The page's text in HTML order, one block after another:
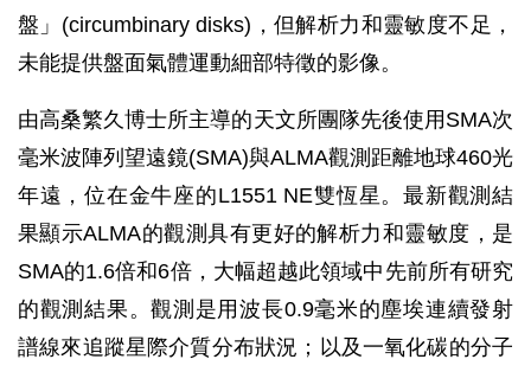
盤」(circumbinary disks)，但解析力和靈敏度不足，
未能提供盤面氣體運動細部特徵的影像。
由高桑繁久博士所主導的天文所團隊先後使用SMA次
毫米波陣列望遠鏡(SMA)與ALMA觀測距離地球460光
年遠，位在金牛座的L1551 NE雙恆星。最新觀測結
果顯示ALMA的觀測具有更好的解析力和靈敏度，是
SMA的1.6倍和6倍，大幅超越此領域中先前所有研究
的觀測結果。觀測是用波長0.9毫米的塵埃連續發射
譜線來追蹤星際介質分布狀況；以及一氧化碳的分子